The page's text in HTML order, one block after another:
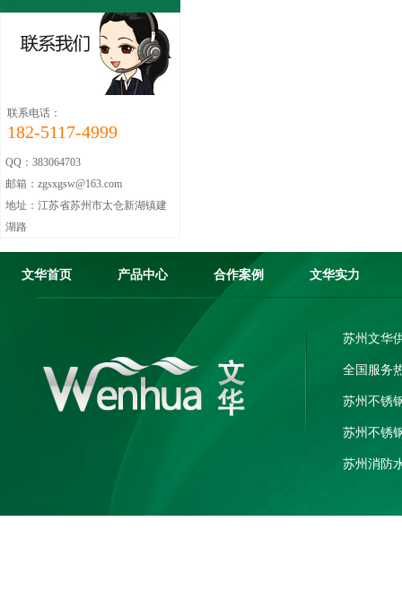
联系电话：
182-5117-4999
QQ：383064703
邮箱：zgsxgsw@163.com
地址：江苏省苏州市太仓新湖镇建
湖路
文华首页 产品中心 合作案例 文华实力
苏州文
全国服务
苏州不锈
苏州不锈
苏州消防